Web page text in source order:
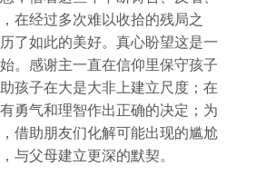
在经过多次难以收拾的残局之
了如此的美好。真心盼望这是一
。感谢主一直在信仰里保守孩子
孩子在大是大非上建立尺度；在
勇气和理智作出正确的决定；为
借助朋友们化解可能出现的尴尬
与父母建立更深的默契。